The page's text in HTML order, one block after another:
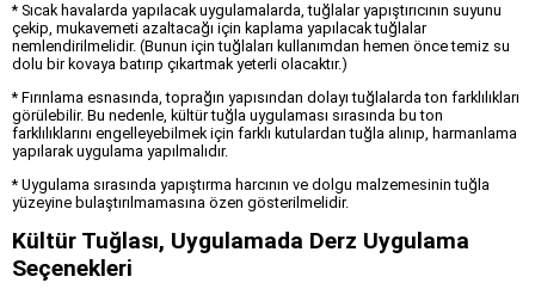
* Sıcak havalarda yapılacak uygulamalarda, tuğlalar yapıştırıcının suyunu
çekip, mukavemeti azaltacağı için kaplama yapılacak tuğlalar
nemlendirilmelidir. (Bunun için tuğlaları kullanımdan hemen önce temiz su
dolu bir kovaya batırıp çıkartmak yeterli olacaktır.)
* Fırınlama esnasında, toprağın yapısından dolayı tuğlalarda ton farklılıkları
görülebilir. Bu nedenle, kültür tuğla uygulaması sırasında bu ton
farklılıklarını engelleyebilmek için farklı kutulardan tuğla alınıp, harmanlama
yapılarak uygulama yapılmalıdır.
* Uygulama sırasında yapıştırma harcının ve dolgu malzemesinin tuğla
yüzeyine bulaştırılmamasına özen gösterilmelidir.
Kültür Tuğlası, Uygulamada Derz Uygulama
Seçenekleri